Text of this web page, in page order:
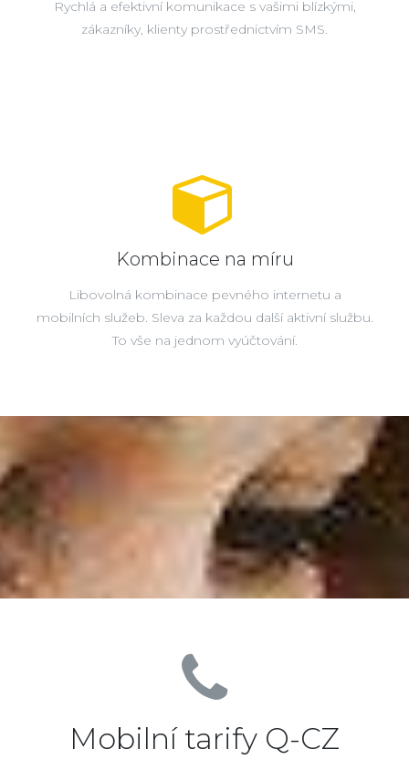
Rychlá a efektivní komunikace s vašimi blízkými,
zákazníky, klienty prostřednictvím SMS.
Kombinace na míru
Libovolná kombinace pevného internetu a
mobilních služeb. Sleva za každou další aktivní službu.
To vše na jednom vyúčtování.
Mobilní tarify Q-CZ